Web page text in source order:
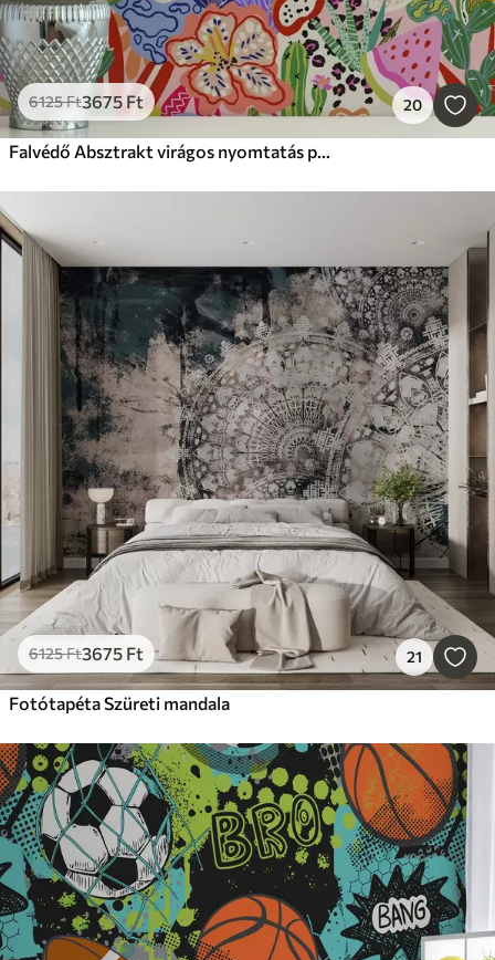
6125Ft3675 Ft 20
Falvédő Absztrakt virágos nyomtatás pop art stílusban
6125Ft3675 Ft 21
Fotótapéta Szüreti mandala